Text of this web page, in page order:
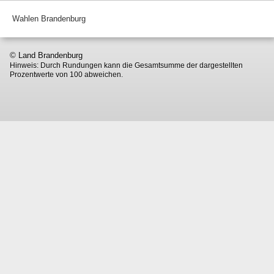
Wahlen Brandenburg
© Land Brandenburg
Hinweis: Durch Rundungen kann die Gesamtsumme der dargestellten
Prozentwerte von 100 abweichen.